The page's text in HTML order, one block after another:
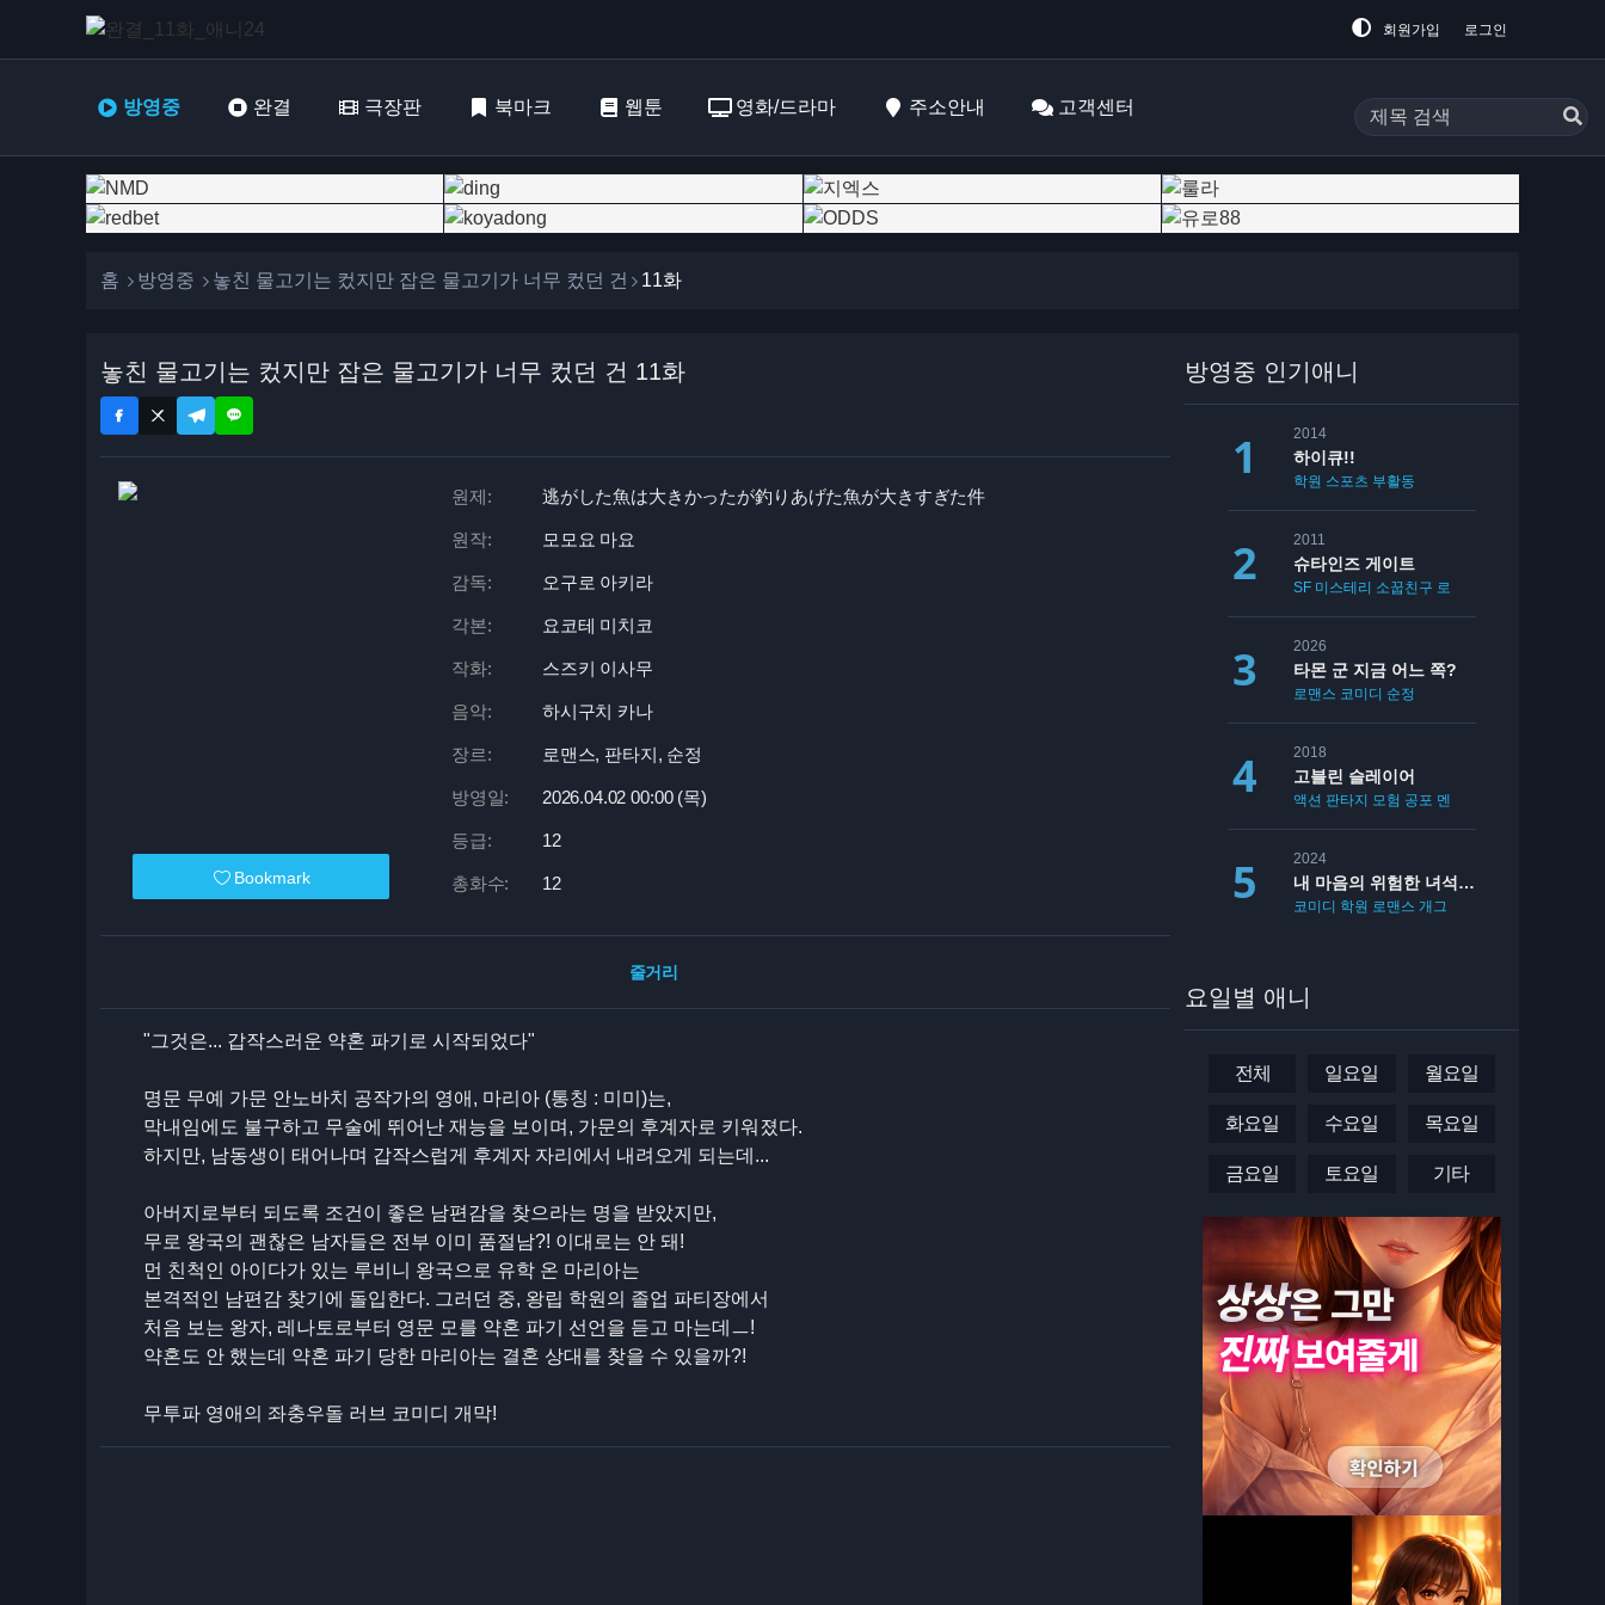
회원가입 로그인
방영중 완결 극장판 북마크 웹툰 영화/드라마 주소안내 고객센터
홈 방영중 놓친 물고기는 컸지만 잡은 물고기가 너무 컸던 건 11화
놓친 물고기는 컸지만 잡은 물고기가 너무 컸던 건 11화
Bookmark
원제: 逃がした魚は大きかったが釣りあげた魚が大きすぎた件
원작: 모모요 마요
감독: 오구로 아키라
각본: 요코테 미치코
작화: 스즈키 이사무
음악: 하시구치 카나
장르: 로맨스, 판타지, 순정
방영일: 2026.04.02 00:00 (목)
등급: 12
총화수: 12
줄거리
"그것은... 갑작스러운 약혼 파기로 시작되었다"
명문 무예 가문 안노바치 공작가의 영애, 마리아 (통칭 : 미미)는,
막내임에도 불구하고 무술에 뛰어난 재능을 보이며, 가문의 후계자로 키워졌다.
하지만, 남동생이 태어나며 갑작스럽게 후계자 자리에서 내려오게 되는데...
아버지로부터 되도록 조건이 좋은 남편감을 찾으라는 명을 받았지만,
무로 왕국의 괜찮은 남자들은 전부 이미 품절남?! 이대로는 안 돼!
먼 친척인 아이다가 있는 루비니 왕국으로 유학 온 마리아는
본격적인 남편감 찾기에 돌입한다. 그러던 중, 왕립 학원의 졸업 파티장에서
처음 보는 왕자, 레나토로부터 영문 모를 약혼 파기 선언을 듣고 마는데ㅡ!
약혼도 안 했는데 약혼 파기 당한 마리아는 결혼 상대를 찾을 수 있을까?!
무투파 영애의 좌충우돌 러브 코미디 개막!
방영중 인기애니
2014
하이큐!!
학원 스포츠 부활동
2011
슈타인즈 게이트
SF 미스테리 소꿉친구 로맨스
2026
타몬 군 지금 어느 쪽?
로맨스 코미디 순정
2018
고블린 슬레이어
액션 판타지 모험 공포 멘붕
2024
내 마음의 위험한 녀석 2기
코미디 학원 로맨스 개그
요일별 애니
전체 일요일 월요일
화요일 수요일 목요일
금요일 토요일 기타